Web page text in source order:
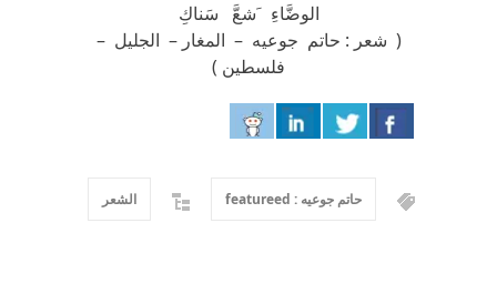
الوضَّاءِ َشعَّ سَناكِ
( شعر : حاتم جوعيه – المغار – الجليل –
فلسطين )
حاتم جوعيه : featureed الشعر